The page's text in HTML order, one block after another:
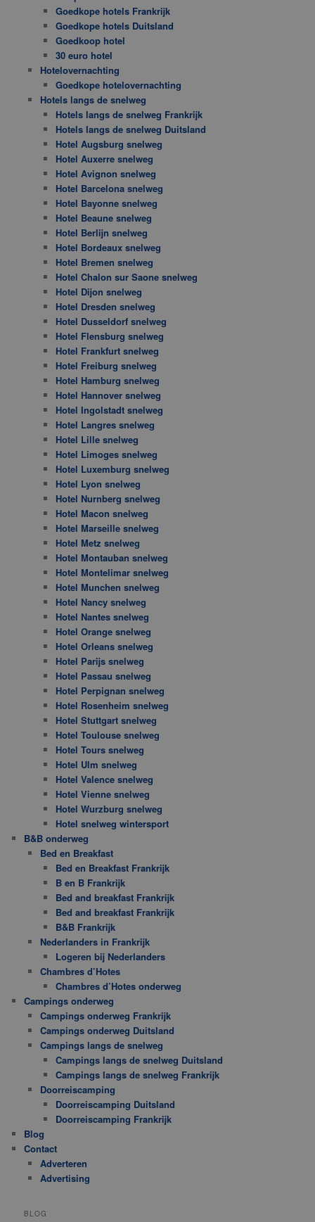
Goedkope hotels Frankrijk
Goedkope hotels Duitsland
Goedkoop hotel
30 euro hotel
Hotelovernachting
Goedkope hotelovernachting
Hotels langs de snelweg
Hotels langs de snelweg Frankrijk
Hotels langs de snelweg Duitsland
Hotel Augsburg snelweg
Hotel Auxerre snelweg
Hotel Avignon snelweg
Hotel Barcelona snelweg
Hotel Bayonne snelweg
Hotel Beaune snelweg
Hotel Berlijn snelweg
Hotel Bordeaux snelweg
Hotel Bremen snelweg
Hotel Chalon sur Saone snelweg
Hotel Dijon snelweg
Hotel Dresden snelweg
Hotel Dusseldorf snelweg
Hotel Flensburg snelweg
Hotel Frankfurt snelweg
Hotel Freiburg snelweg
Hotel Hamburg snelweg
Hotel Hannover snelweg
Hotel Ingolstadt snelweg
Hotel Langres snelweg
Hotel Lille snelweg
Hotel Limoges snelweg
Hotel Luxemburg snelweg
Hotel Lyon snelweg
Hotel Nurnberg snelweg
Hotel Macon snelweg
Hotel Marseille snelweg
Hotel Metz snelweg
Hotel Montauban snelweg
Hotel Montelimar snelweg
Hotel Munchen snelweg
Hotel Nancy snelweg
Hotel Nantes snelweg
Hotel Orange snelweg
Hotel Orleans snelweg
Hotel Parijs snelweg
Hotel Passau snelweg
Hotel Perpignan snelweg
Hotel Rosenheim snelweg
Hotel Stuttgart snelweg
Hotel Toulouse snelweg
Hotel Tours snelweg
Hotel Ulm snelweg
Hotel Valence snelweg
Hotel Vienne snelweg
Hotel Wurzburg snelweg
Hotel snelweg wintersport
B&B onderweg
Bed en Breakfast
Bed en Breakfast Frankrijk
B en B Frankrijk
Bed and breakfast Frankrijk
Bed and breakfast Frankrijk
B&B Frankrijk
Nederlanders in Frankrijk
Logeren bij Nederlanders
Chambres d’Hotes
Chambres d’Hotes onderweg
Campings onderweg
Campings onderweg Frankrijk
Campings onderweg Duitsland
Campings langs de snelweg
Campings langs de snelweg Duitsland
Campings langs de snelweg Frankrijk
Doorreiscamping
Doorreiscamping Duitsland
Doorreiscamping Frankrijk
Blog
Contact
Adverteren
Advertising
BLOG